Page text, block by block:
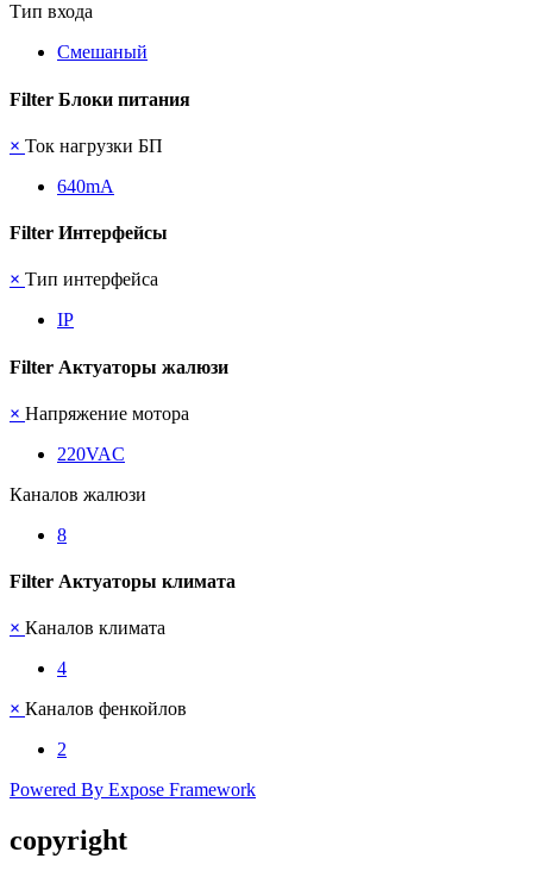
Тип входа
Смешаный
Filter Блоки питания
× Ток нагрузки БП
640mА
Filter Интерфейсы
× Тип интерфейса
IP
Filter Актуаторы жалюзи
× Напряжение мотора
220VAC
Каналов жалюзи
8
Filter Актуаторы климата
× Каналов климата
4
× Каналов фенкойлов
2
Powered By Expose Framework
copyright